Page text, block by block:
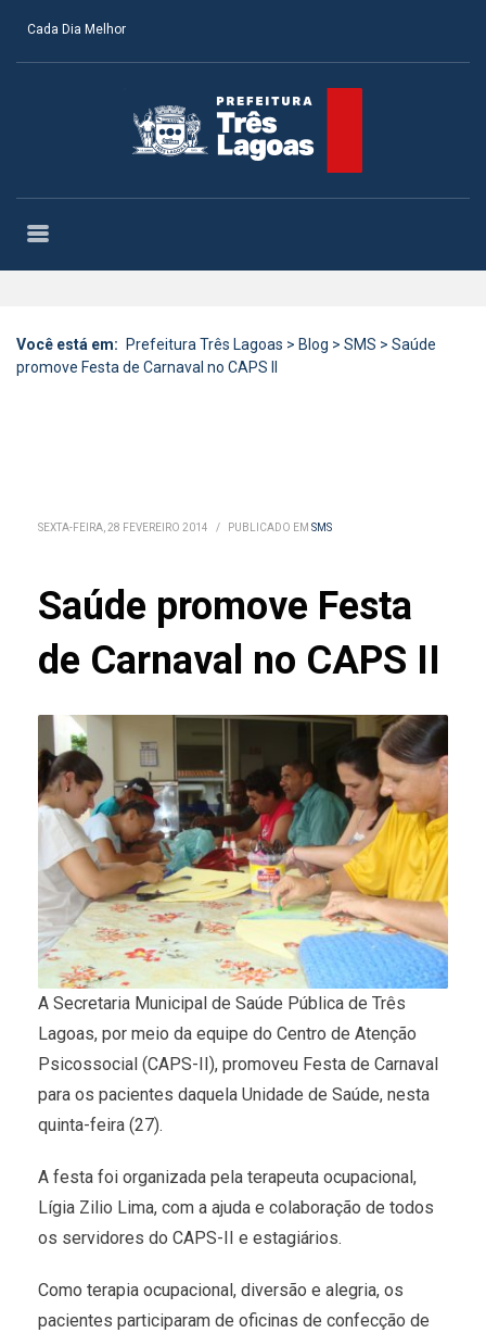
Cada Dia Melhor
Você está em: Prefeitura Três Lagoas > Blog > SMS > Saúde
promove Festa de Carnaval no CAPS II
SEXTA-FEIRA, 28 FEVEREIRO 2014 / PUBLICADO EM SMS
Saúde promove Festa
de Carnaval no CAPS II
A Secretaria Municipal de Saúde Pública de Três
Lagoas, por meio da equipe do Centro de Atenção
Psicossocial (CAPS-II), promoveu Festa de Carnaval
para os pacientes daquela Unidade de Saúde, nesta
quinta-feira (27).
A festa foi organizada pela terapeuta ocupacional,
Lígia Zilio Lima, com a ajuda e colaboração de todos
os servidores do CAPS-II e estagiários.
Como terapia ocupacional, diversão e alegria, os
pacientes participaram de oficinas de confecção de